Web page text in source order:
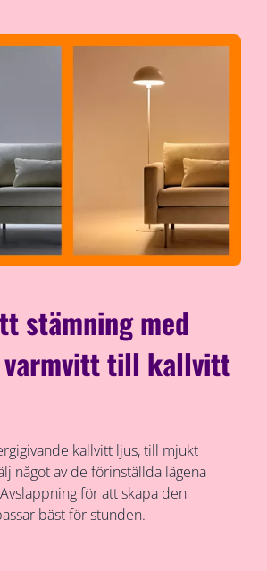
stämning med
till kallvitt
kallvitt ljus, till mjukt
något av de förinställda lägena
för att skapa den
bäst för stunden.